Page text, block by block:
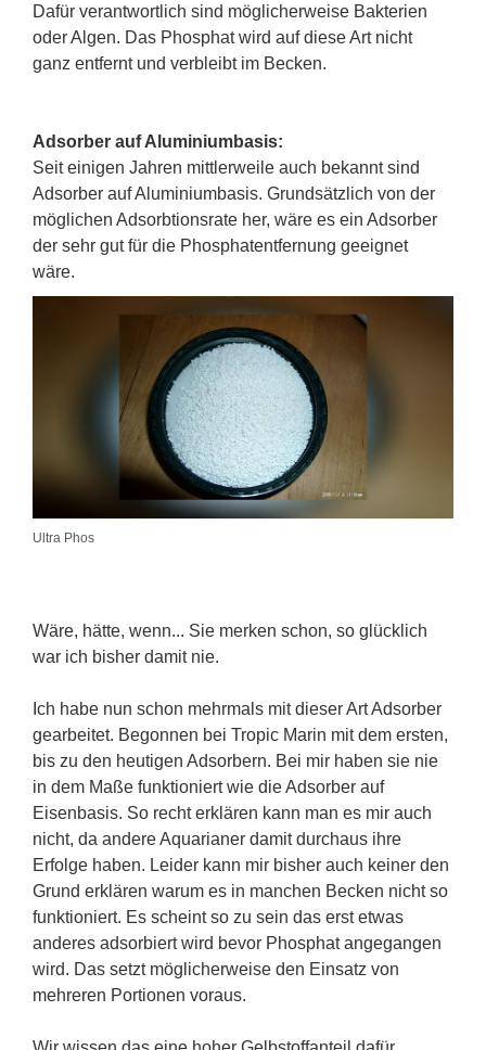
Dafür verantwortlich sind möglicherweise Bakterien
oder Algen. Das Phosphat wird auf diese Art nicht
ganz entfernt und verbleibt im Becken.
Adsorber auf Aluminiumbasis:
Seit einigen Jahren mittlerweile auch bekannt sind
Adsorber auf Aluminiumbasis. Grundsätzlich von der
möglichen Adsorbtionsrate her, wäre es ein Adsorber
der sehr gut für die Phosphatentfernung geeignet
wäre.
Ultra Phos
Wäre, hätte, wenn... Sie merken schon, so glücklich
war ich bisher damit nie.
Ich habe nun schon mehrmals mit dieser Art Adsorber
gearbeitet. Begonnen bei Tropic Marin mit dem ersten,
bis zu den heutigen Adsorbern. Bei mir haben sie nie
in dem Maße funktioniert wie die Adsorber auf
Eisenbasis. So recht erklären kann man es mir auch
nicht, da andere Aquarianer damit durchaus ihre
Erfolge haben. Leider kann mir bisher auch keiner den
Grund erklären warum es in manchen Becken nicht so
funktioniert. Es scheint so zu sein das erst etwas
anderes adsorbiert wird bevor Phosphat angegangen
wird. Das setzt möglicherweise den Einsatz von
mehreren Portionen voraus.